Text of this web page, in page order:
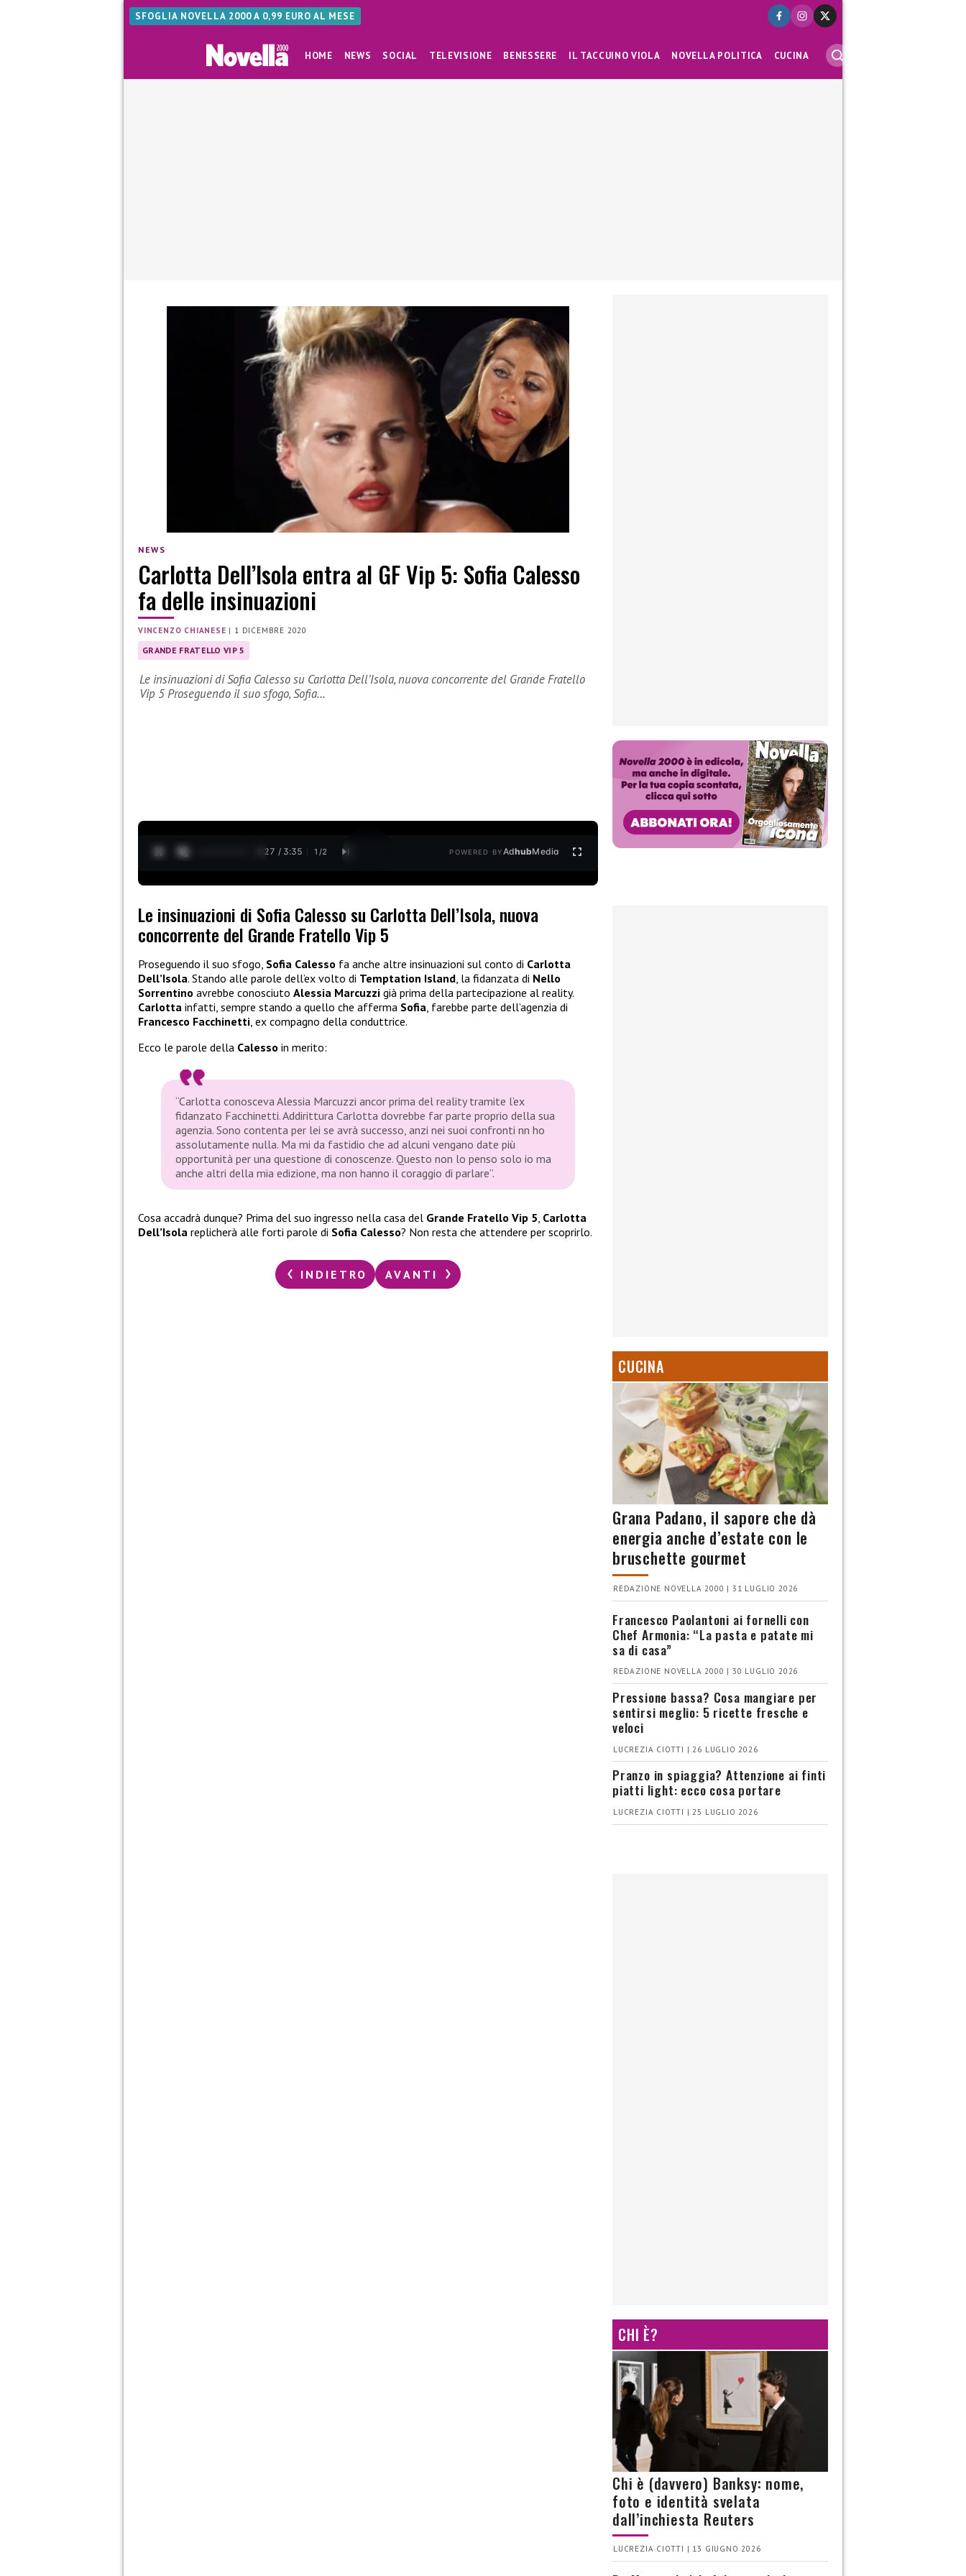
SFOGLIA NOVELLA 2000 A 0,99 EURO AL MESE
HOME NEWS SOCIAL TELEVISIONE BENESSERE IL TACCUINO VIOLA NOVELLA POLITICA CUCINA
NEWS
Carlotta Dell’Isola entra al GF Vip 5: Sofia Calesso
fa delle insinuazioni
VINCENZO CHIANESE | 1 DICEMBRE 2020
GRANDE FRATELLO VIP 5
Le insinuazioni di Sofia Calesso su Carlotta Dell’Isola, nuova concorrente del Grande Fratello
Vip 5 Proseguendo il suo sfogo, Sofia…
0:28 / 3:35 1 /2 POWERED BYAdhubMedia
Le insinuazioni di Sofia Calesso su Carlotta Dell’Isola, nuova
concorrente del Grande Fratello Vip 5
Proseguendo il suo sfogo, Sofia Calesso fa anche altre insinuazioni sul conto di Carlotta
Dell’Isola. Stando alle parole dell’ex volto di Temptation Island, la fidanzata di Nello
Sorrentino avrebbe conosciuto Alessia Marcuzzi già prima della partecipazione al reality.
Carlotta infatti, sempre stando a quello che afferma Sofia, farebbe parte dell’agenzia di
Francesco Facchinetti, ex compagno della conduttrice.
Ecco le parole della Calesso in merito:
“Carlotta conosceva Alessia Marcuzzi ancor prima del reality tramite l’ex
fidanzato Facchinetti. Addirittura Carlotta dovrebbe far parte proprio della sua
agenzia. Sono contenta per lei se avrà successo, anzi nei suoi confronti nn ho
assolutamente nulla. Ma mi da fastidio che ad alcuni vengano date più
opportunità per una questione di conoscenze. Questo non lo penso solo io ma
anche altri della mia edizione, ma non hanno il coraggio di parlare”.
Cosa accadrà dunque? Prima del suo ingresso nella casa del Grande Fratello Vip 5, Carlotta
Dell’Isola replicherà alle forti parole di Sofia Calesso? Non resta che attendere per scoprirlo.
INDIETRO AVANTI
CUCINA
Grana Padano, il sapore che dà
energia anche d’estate con le
bruschette gourmet
REDAZIONE NOVELLA 2000 | 31 LUGLIO 2026
Francesco Paolantoni ai fornelli con
Chef Armonia: “La pasta e patate mi
sa di casa”
REDAZIONE NOVELLA 2000 | 30 LUGLIO 2026
Pressione bassa? Cosa mangiare per
sentirsi meglio: 5 ricette fresche e
veloci
LUCREZIA CIOTTI | 26 LUGLIO 2026
Pranzo in spiaggia? Attenzione ai finti
piatti light: ecco cosa portare
LUCREZIA CIOTTI | 25 LUGLIO 2026
CHI È?
Chi è (davvero) Banksy: nome,
foto e identità svelata
dall’inchiesta Reuters
LUCREZIA CIOTTI | 13 GIUGNO 2026